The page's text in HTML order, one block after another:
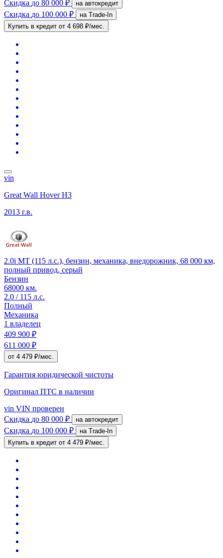
Скидка до 80 000 ₽ на автокредит
Скидка до 100 000 ₽
на Trade-In
Купить в кредит от 4 698 ₽/мес.
vin
Great Wall Hover H3
2013 г.в.
2.0i MT (115 л.с.), бензин, механика, внедорожник, 68 000 км,
полный привод, серый
Бензин
68000 км.
2.0 / 115 л.с.
Полный
Механика
1 владелец
409 900 ₽
611 000 ₽
от 4 479 ₽/мес.
Гарантия юридической чистоты
Оригинал ПТС в наличии
vin VIN проверен
Скидка до 80 000 ₽ на автокредит
Скидка до 100 000 ₽
на Trade-In
Купить в кредит от 4 479 ₽/мес.